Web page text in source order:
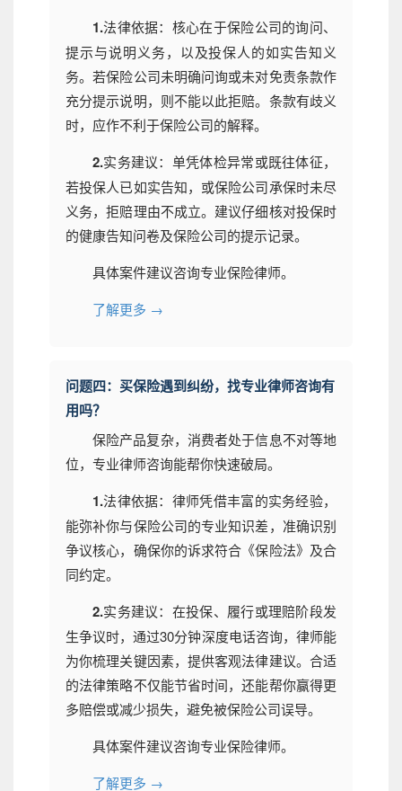
1.法律依据：核心在于保险公司的询问、
提示与说明义务，以及投保人的如实告知义
务。若保险公司未明确问询或未对免责条款作
充分提示说明，则不能以此拒赔。条款有歧义
时，应作不利于保险公司的解释。
2.实务建议：单凭体检异常或既往体征，
若投保人已如实告知，或保险公司承保时未尽
义务，拒赔理由不成立。建议仔细核对投保时
的健康告知问卷及保险公司的提示记录。
具体案件建议咨询专业保险律师。
了解更多 →
问题四：买保险遇到纠纷，找专业律师咨询有
用吗？
保险产品复杂，消费者处于信息不对等地
位，专业律师咨询能帮你快速破局。
1.法律依据：律师凭借丰富的实务经验，
能弥补你与保险公司的专业知识差，准确识别
争议核心，确保你的诉求符合《保险法》及合
同约定。
2.实务建议：在投保、履行或理赔阶段发
生争议时，通过30分钟深度电话咨询，律师能
为你梳理关键因素，提供客观法律建议。合适
的法律策略不仅能节省时间，还能帮你赢得更
多赔偿或减少损失，避免被保险公司误导。
具体案件建议咨询专业保险律师。
了解更多 →